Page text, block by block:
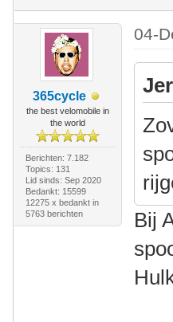
365cycle
the best velomobile in
the world
Berichten: 7.182
Topics: 131
Lid sinds: Sep 2020
Bedankt: 15599
12275 x bedankt in
5763 berichten
04-
Bij